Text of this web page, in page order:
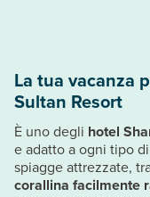
La tua vacanza
Sultan Resort
È uno degli hotel
e adatto a ogni tipo
spiagge attrezzate,
corallina facilmente